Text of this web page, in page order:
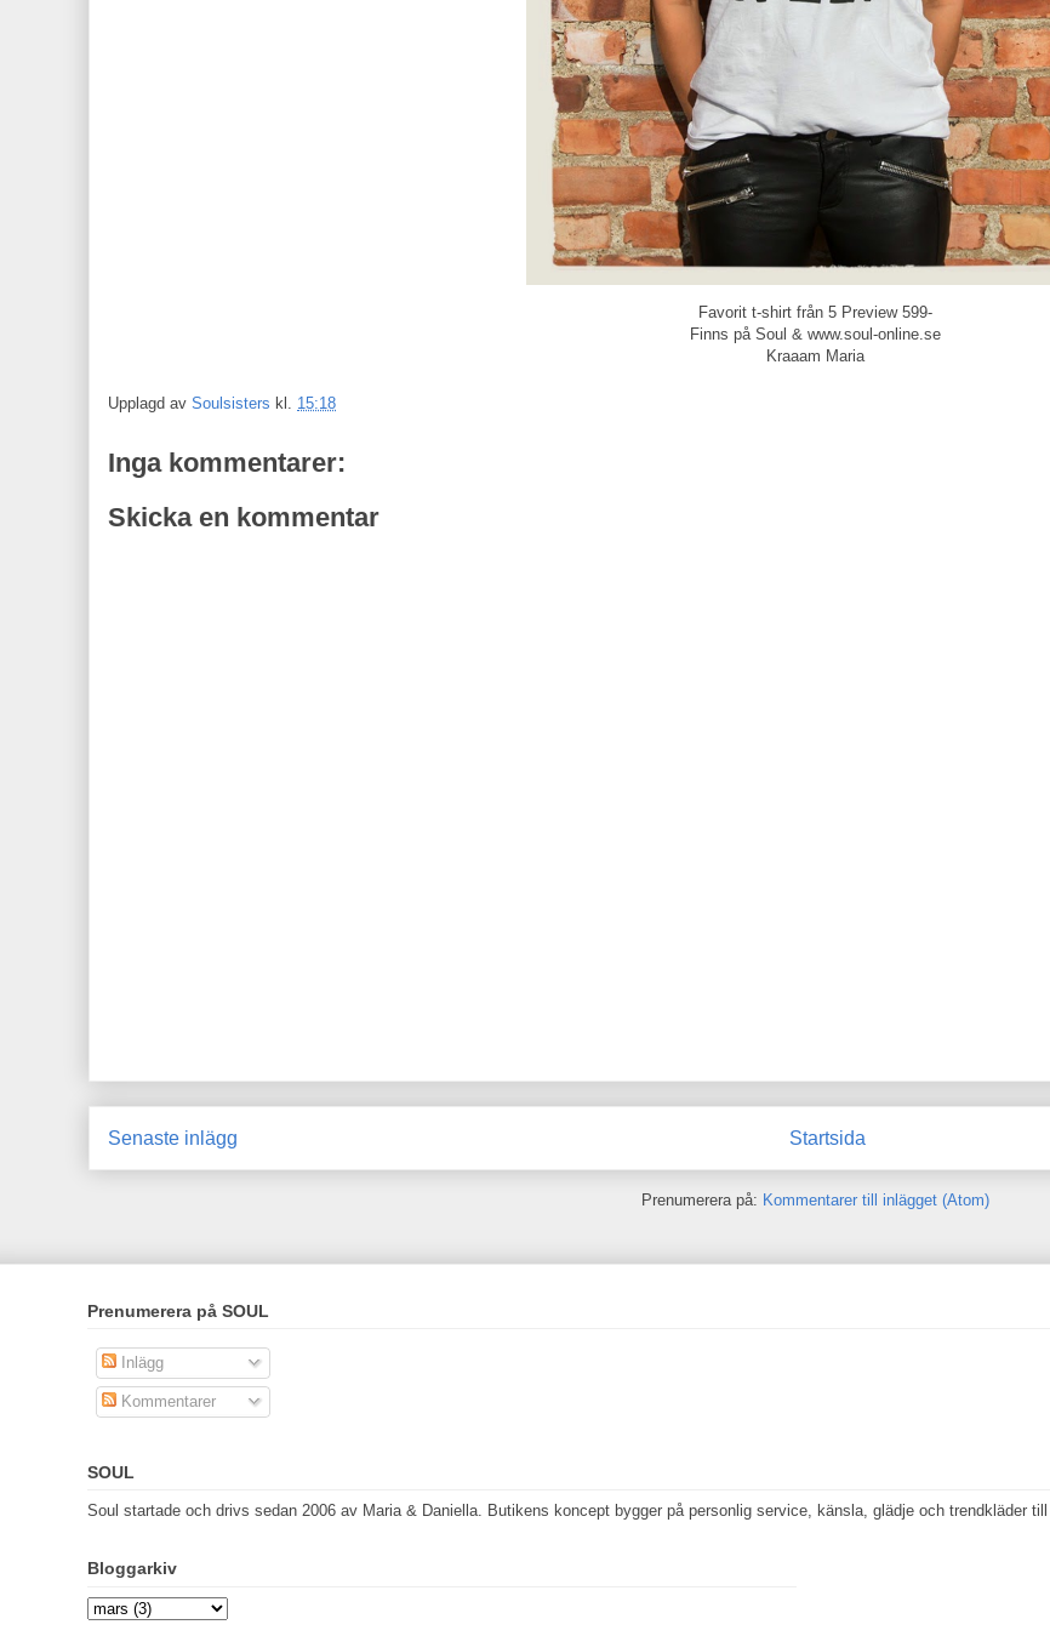
Favorit t-shirt från 5 Preview 599-
Finns på Soul & www.soul-online.se
Kraaam Maria
Upplagd av Soulsisters kl. 15:18
Inga kommentarer:
Skicka en kommentar
Senaste inlägg Startsida
Prenumerera på: Kommentarer till inlägget (Atom)
Prenumerera på SOUL
Inlägg
Kommentarer
SOUL
Soul startade och drivs sedan 2006 av Maria & Daniella. Butikens koncept bygger på personlig service, känsla, glädje och trendkläder
Bloggarkiv